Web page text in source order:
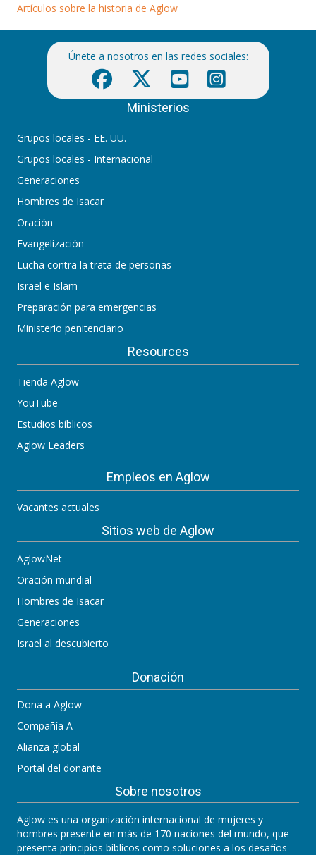
Artículos sobre la historia de Aglow
Únete a nosotros en las redes sociales:
Ministerios
Grupos locales - EE. UU.
Grupos locales - Internacional
Generaciones
Hombres de Isacar
Oración
Evangelización
Lucha contra la trata de personas
Israel e Islam
Preparación para emergencias
Ministerio penitenciario
Resources
Tienda Aglow
YouTube
Estudios bíblicos
Aglow Leaders
Empleos en Aglow
Vacantes actuales
Sitios web de Aglow
AglowNet
Oración mundial
Hombres de Isacar
Generaciones
Israel al descubierto
Donación
Dona a Aglow
Compañía A
Alianza global
Portal del donante
Sobre nosotros
Aglow es una organización internacional de mujeres y
hombres presente en más de 170 naciones del mundo, que
presenta principios bíblicos como soluciones a los desafíos